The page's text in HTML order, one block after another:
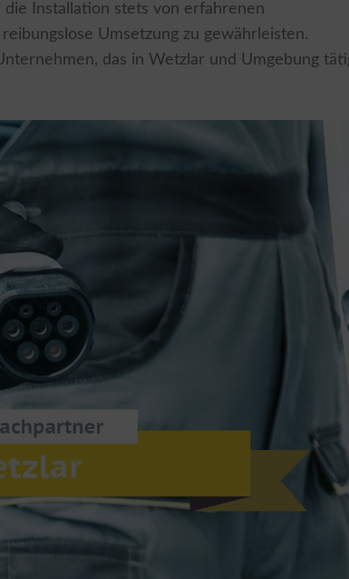
Installation stets von erfahrenen
Umsetzung zu gewährleisten.
das in Wetzlar und Umgebung